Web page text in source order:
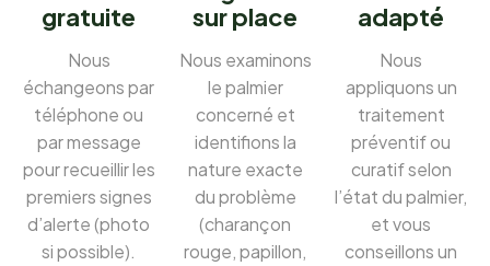
gratuite
Nous
échangeons par
téléphone ou
par message
pour recueillir les
premiers signes
d’alerte (photo
si possible).
sur place
Nous examinons
le palmier
concerné et
identifions la
nature exacte
du problème
(charançon
rouge, papillon,
adapté
Nous
appliquons un
traitement
préventif ou
curatif selon
l’état du palmier,
et vous
conseillons un